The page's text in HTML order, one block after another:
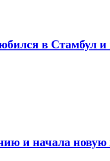
в Стамбул и
и начала